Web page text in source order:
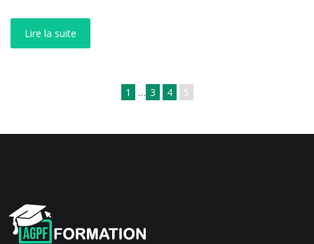
Lire la suite
1 … 3 4 5